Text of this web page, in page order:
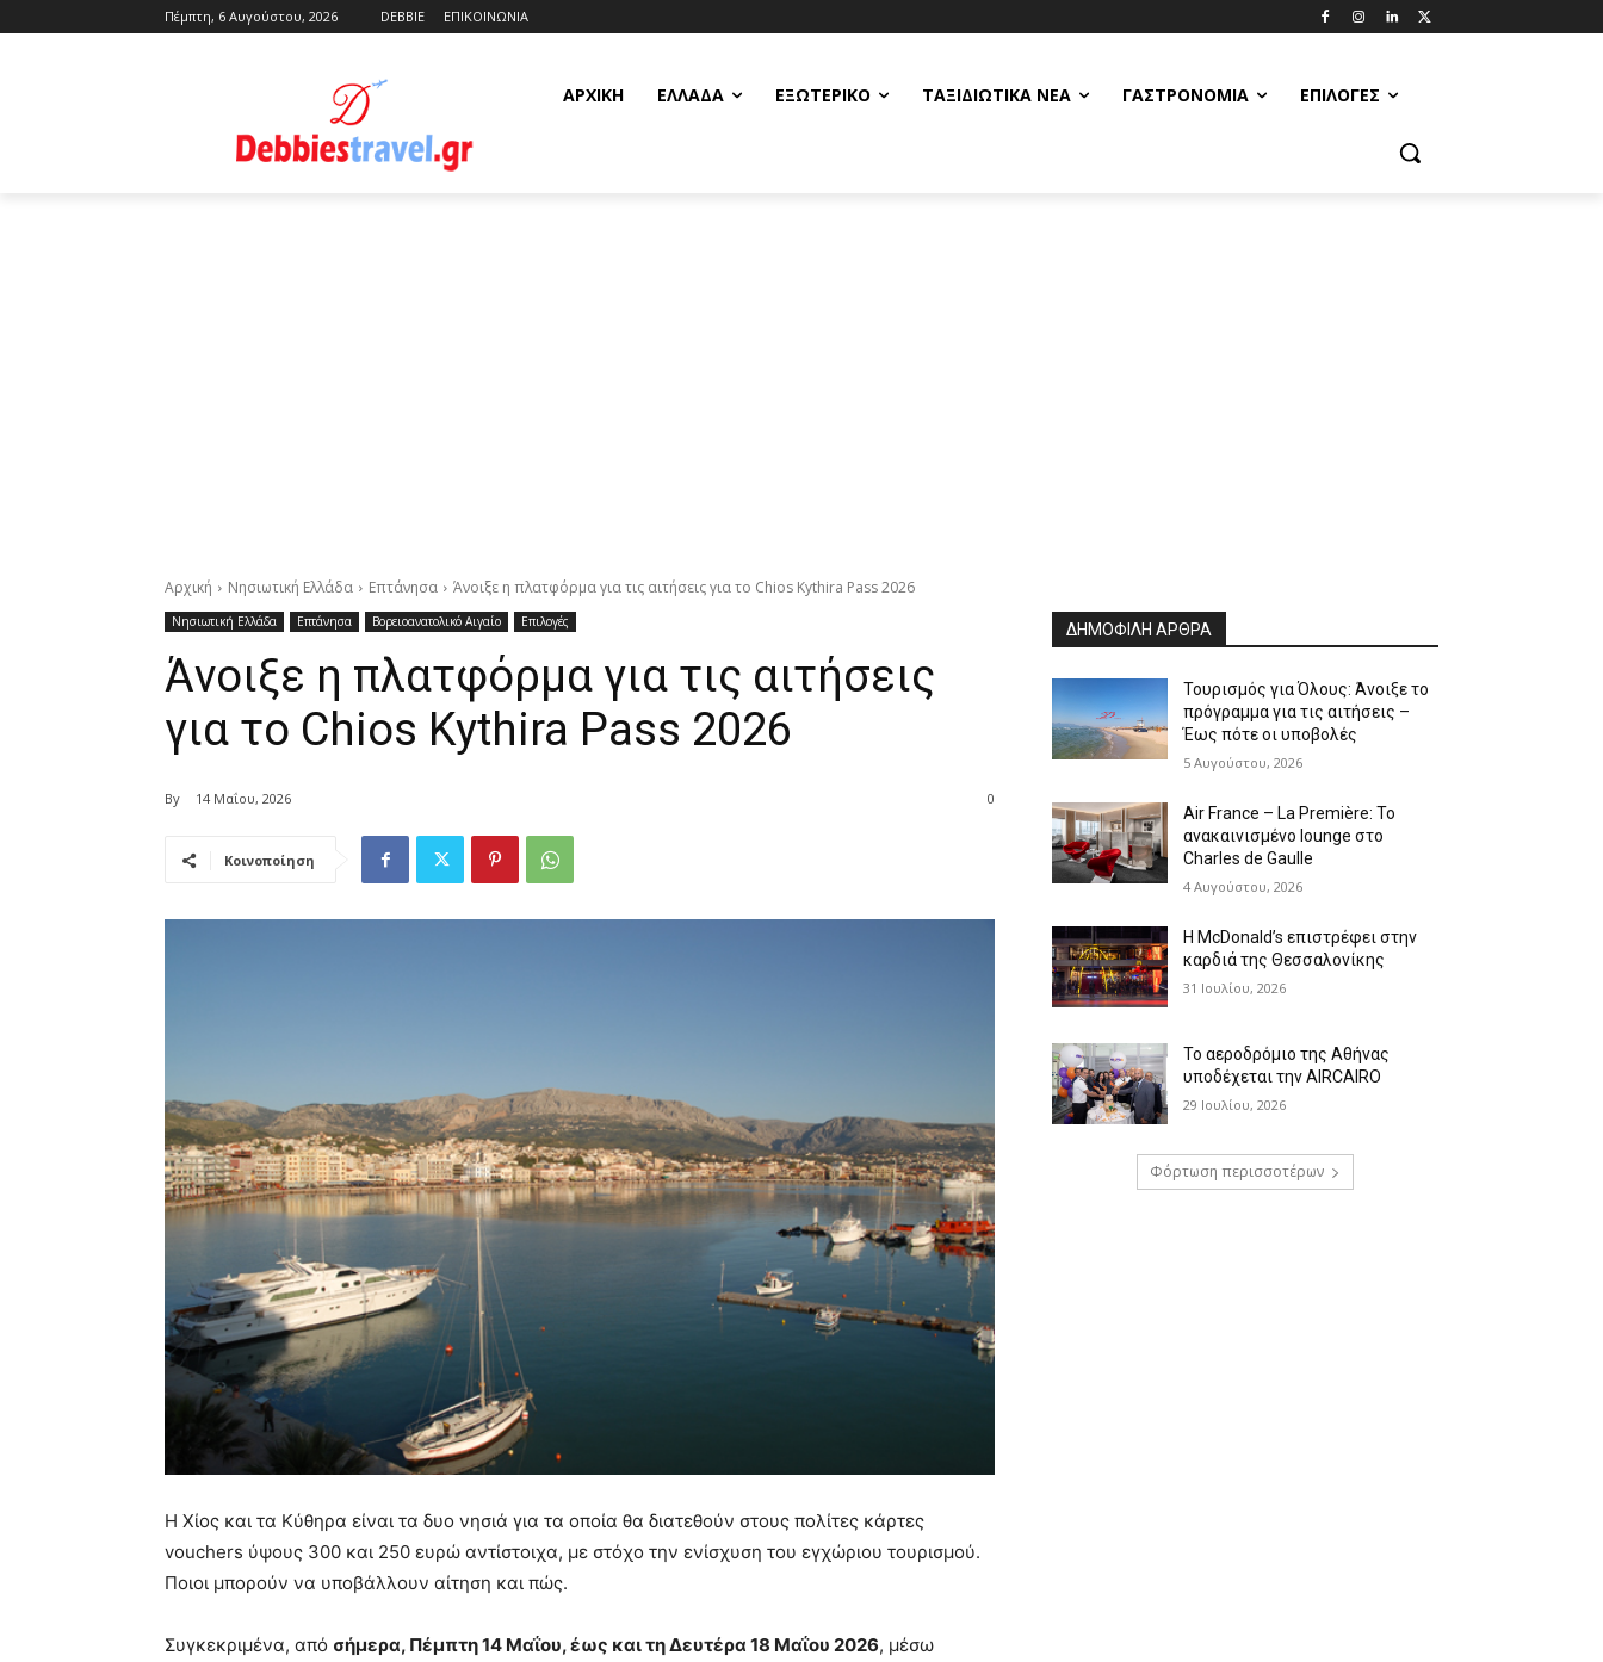
Πέμπτη, 6 Αυγούστου, 2026 DEBBIE ΕΠΙΚΟΙΝΩΝΙΑ
ΑΡΧΙΚΗ ΕΛΛΆΔΑ ΕΞΩΤΕΡΙΚΌ ΤΑΞΙΔΙΩΤΙΚΆ ΝΈΑ ΓΑΣΤΡΟΝΟΜΊΑ ΕΠΙΛΟΓΈΣ
Αρχική Νησιωτική Ελλάδα Επτάνησα Άνοιξε η πλατφόρμα για τις αιτήσεις για το Chios Kythira Pass 2026
Νησιωτική Ελλάδα Επτάνησα Βορειοανατολικό Αιγαίο Επιλογές
Άνοιξε η πλατφόρμα για τις αιτήσεις
για το Chios Kythira Pass 2026
By 14 Μαΐου, 2026 0
Κοινοποίηση
Η Χίος και τα Κύθηρα είναι τα δυο νησιά για τα οποία θα διατεθούν στους πολίτες κάρτες
vouchers ύψους 300 και 250 ευρώ αντίστοιχα, με στόχο την ενίσχυση του εγχώριου τουρισμού.
Ποιοι μπορούν να υποβάλλουν αίτηση και πώς.
Συγκεκριμένα, από σήμερα, Πέμπτη 14 Μαΐου, έως και τη Δευτέρα 18 Μαΐου 2026, μέσω
ΔΗΜΟΦΙΛΗ ΑΡΘΡΑ
Τουρισμός για Όλους: Άνοιξε το
πρόγραμμα για τις αιτήσεις –
Έως πότε οι υποβολές
5 Αυγούστου, 2026
Air France – La Première: Το
ανακαινισμένο lounge στο
Charles de Gaulle
4 Αυγούστου, 2026
Η McDonald’s επιστρέφει στην
καρδιά της Θεσσαλονίκης
31 Ιουλίου, 2026
Το αεροδρόμιο της Αθήνας
υποδέχεται την AIRCAIRO
29 Ιουλίου, 2026
Φόρτωση περισσοτέρων